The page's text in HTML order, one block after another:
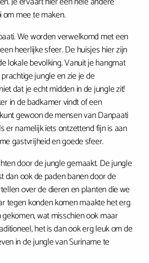
mee te maken.
We worden verwelkomd met een
heerlijke sfeer. De huisjes hier zijn
lokale bevolking. Vanuit je hangmat
jungle en zie je de
dat je echt midden in de jungle zit!
in de badkamer vindt of een
gewoon de mensen van Danpaati
er namelijk iets ontzettend fijn is aan
gastvrijheid en goede sfeer.
door de jungle gemaakt. De jungle
dan ook de paden banen door de
over de dieren en planten die we
tegen konden komen maakte het erg
wat misschien ook maar
het is dan ook erg leuk om de
in de jungle van Suriname te